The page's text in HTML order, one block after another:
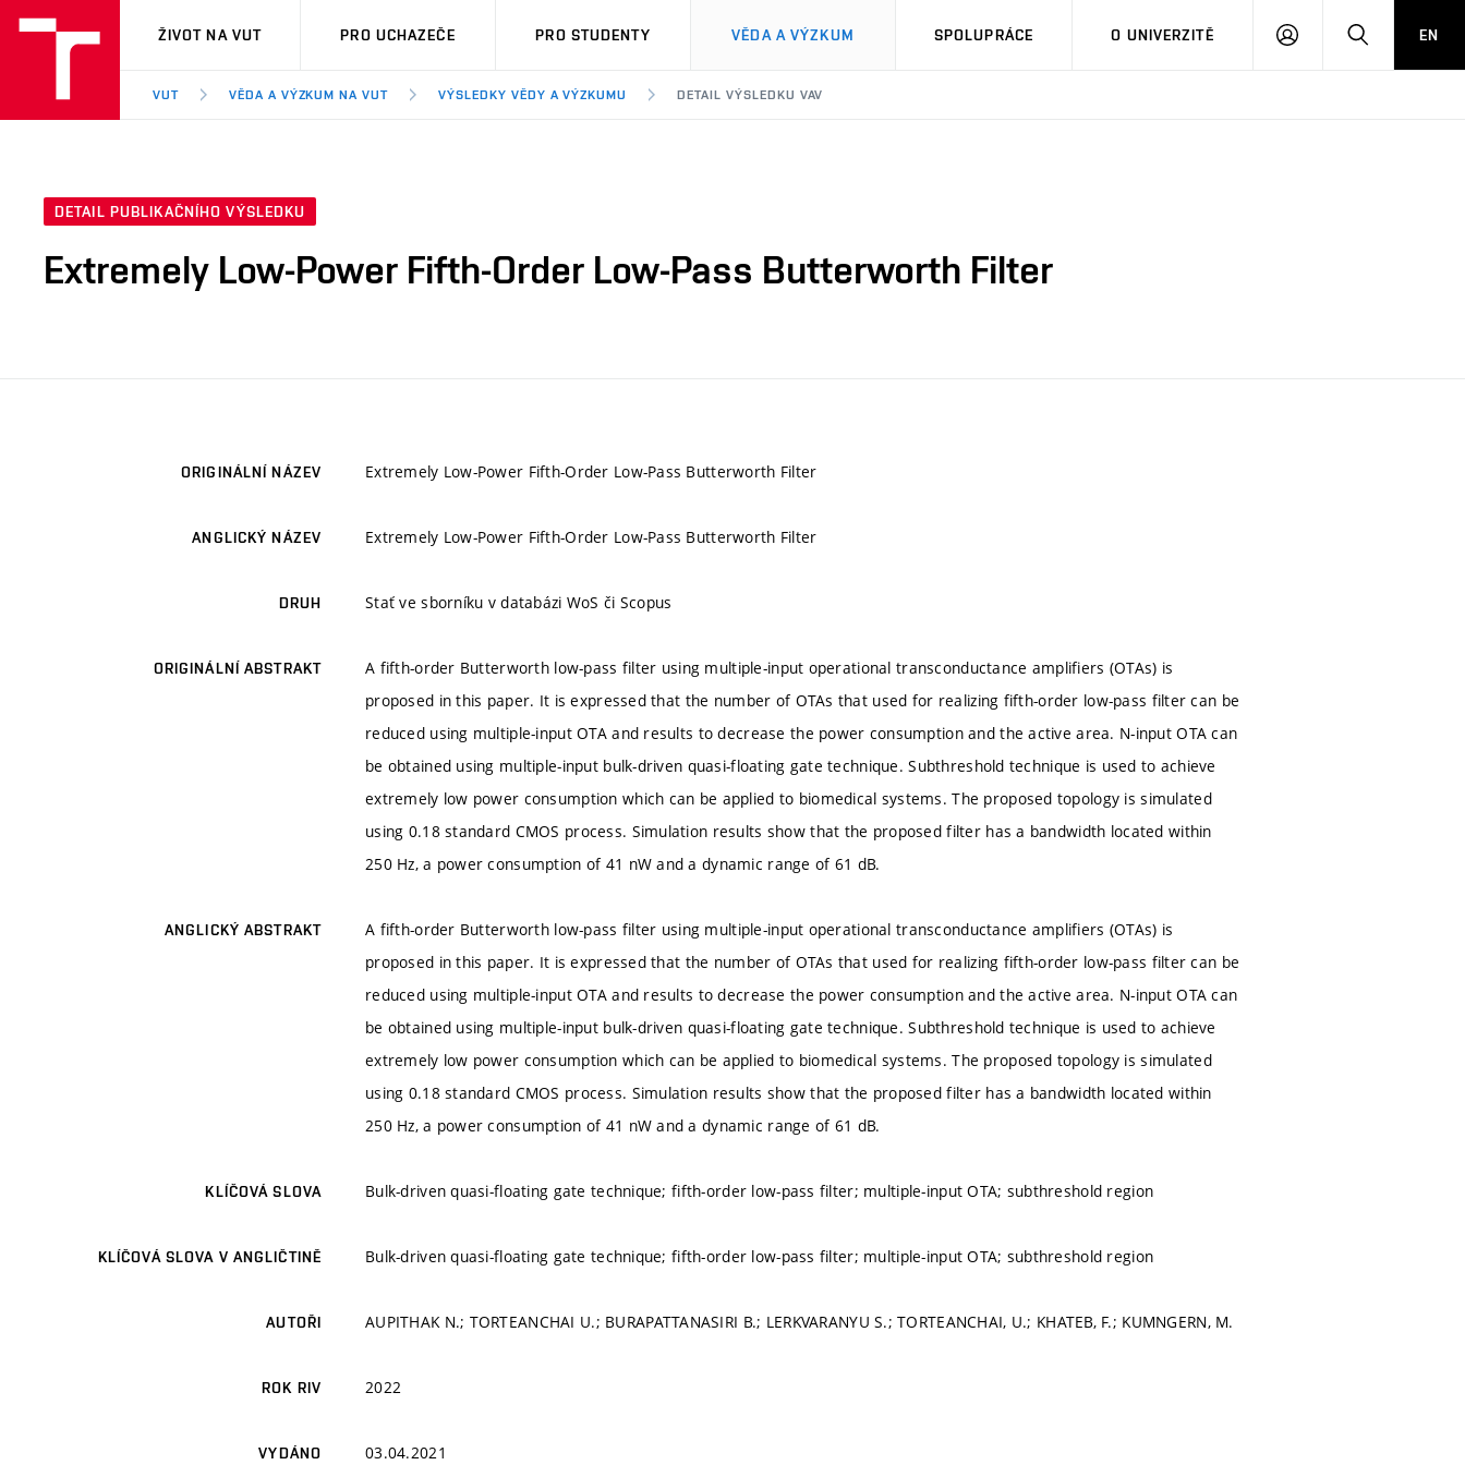
VUT
ŽIVOT NA VUT PRO UCHAZEČE PRO STUDENTY VĚDA A VÝZKUM SPOLUPRÁCE O UNIVERZITĚ
PŘIHLÁSIT HLEDATEN
VUT VĚDA A VÝZKUM NA VUT VÝSLEDKY VĚDY A VÝZKUMU DETAIL VÝSLEDKU VAV
DETAIL PUBLIKAČNÍHO VÝSLEDKU
Extremely Low-Power Fifth-Order Low-Pass Butterworth Filter
ORIGINÁLNÍ NÁZEV Extremely Low-Power Fifth-Order Low-Pass Butterworth Filter
ANGLICKÝ NÁZEV Extremely Low-Power Fifth-Order Low-Pass Butterworth Filter
DRUH Stať ve sborníku v databázi WoS či Scopus
ORIGINÁLNÍ ABSTRAKT
A fifth-order Butterworth low-pass filter using multiple-input operational transconductance amplifiers (OTAs) is
proposed in this paper. It is expressed that the number of OTAs that used for realizing fifth-order low-pass filter can be
reduced using multiple-input OTA and results to decrease the power consumption and the active area. N-input OTA can
be obtained using multiple-input bulk-driven quasi-floating gate technique. Subthreshold technique is used to achieve
extremely low power consumption which can be applied to biomedical systems. The proposed topology is simulated
using 0.18 standard CMOS process. Simulation results show that the proposed filter has a bandwidth located within
250 Hz, a power consumption of 41 nW and a dynamic range of 61 dB.
ANGLICKÝ ABSTRAKT
A fifth-order Butterworth low-pass filter using multiple-input operational transconductance amplifiers (OTAs) is
proposed in this paper. It is expressed that the number of OTAs that used for realizing fifth-order low-pass filter can be
reduced using multiple-input OTA and results to decrease the power consumption and the active area. N-input OTA can
be obtained using multiple-input bulk-driven quasi-floating gate technique. Subthreshold technique is used to achieve
extremely low power consumption which can be applied to biomedical systems. The proposed topology is simulated
using 0.18 standard CMOS process. Simulation results show that the proposed filter has a bandwidth located within
250 Hz, a power consumption of 41 nW and a dynamic range of 61 dB.
KLÍČOVÁ SLOVA Bulk-driven quasi-floating gate technique; fifth-order low-pass filter; multiple-input OTA; subthreshold region
KLÍČOVÁ SLOVA V ANGLIČTINĚ Bulk-driven quasi-floating gate technique; fifth-order low-pass filter; multiple-input OTA; subthreshold region
AUTOŘI AUPITHAK N.; TORTEANCHAI U.; BURAPATTANASIRI B.; LERKVARANYU S.; TORTEANCHAI, U.; KHATEB, F.; KUMNGERN, M.
ROK RIV 2022
VYDÁNO 03.04.2021